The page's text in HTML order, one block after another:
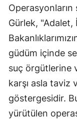
Operasyonların
Gürlek, "Adalet,
güdüm içinde
suç örgütlerine
karşı asla taviz
göstergesidir.
yürütülen